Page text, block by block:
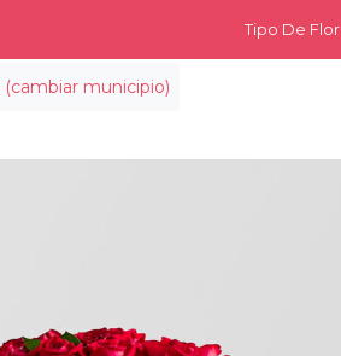
(cambiar municipio)
Tipo De Flor